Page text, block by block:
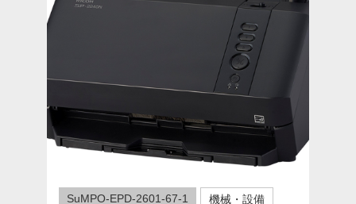
SuMPO-EPD-2601-67-1 機械・設備